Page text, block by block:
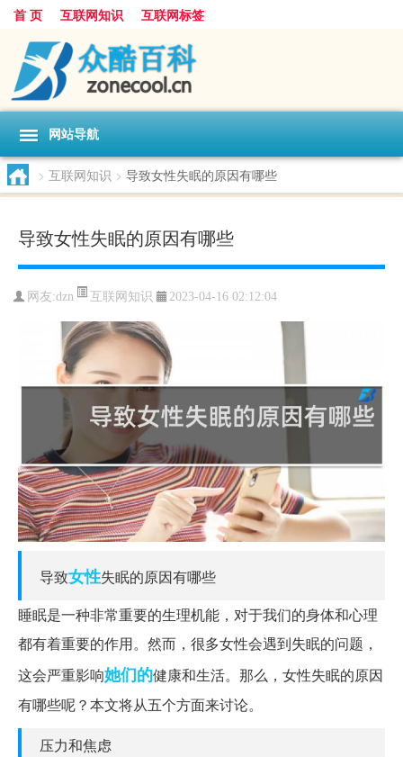
首 页 互联网知识 互联网标签
网站导航
> 互联网知识 > 导致女性失眠的原因有哪些
导致女性失眠的原因有哪些
网友:dzn 互联网知识 2023-04-16 02:12:04
导致女性失眠的原因有哪些
睡眠是一种非常重要的生理机能，对于我们的身体和心理
都有着重要的作用。然而，很多女性会遇到失眠的问题，
这会严重影响她们的健康和生活。那么，女性失眠的原因
有哪些呢？本文将从五个方面来讨论。
压力和焦虑